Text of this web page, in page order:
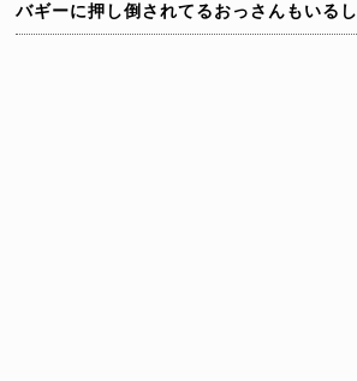
バギーに押し倒されてるおっさんもいるし